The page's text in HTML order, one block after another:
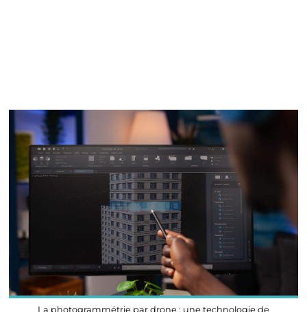
La photogrammétrie par drone : une technologie de